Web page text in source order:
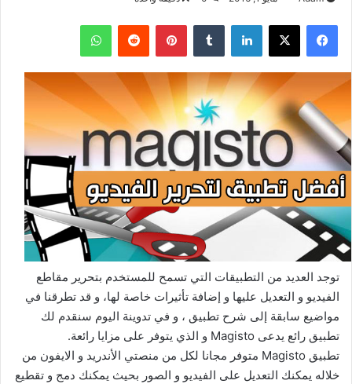
فيسبوك ‫X لينكدإن بينتيريست واتساب
توجد العديد من التطبيقات التي تسمح للمستخدم بتحرير مقاطع
الفيديو و التعديل عليها و إضافة تأثيرات خاصة لها، و قد تطرقنا في
مواضيع سابقة إلى شرح تطبيق ، و في تدوينة اليوم سنقدم لك
تطبيق رائع يدعى Magisto و الذي يتوفر على مزايا رائعة.
تطبيق Magisto متوفر مجانا لكل من منصتي الأندريد و الايفون من
خلاله يمكنك التعديل على الفيديو و الصور بحيث يمكنك دمج و تقطيع